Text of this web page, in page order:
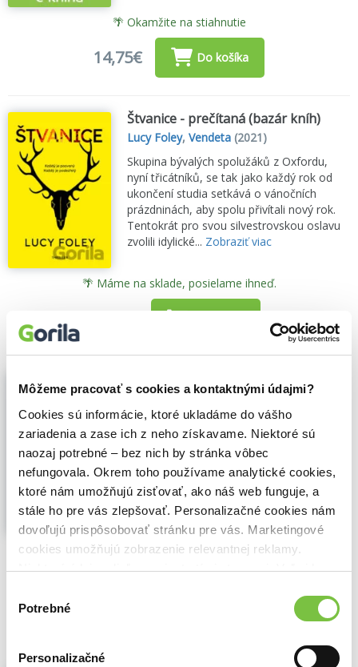
Môžeme pracovať s cookies a kontaktnými údajmi?
Cookies sú informácie, ktoré ukladáme do vášho
zariadenia a zase ich z neho získavame. Niektoré sú
naozaj potrebné – bez nich by stránka vôbec
nefungovala. Okrem toho používame analytické cookies,
ktoré nám umožňujú zisťovať, ako náš web funguje, a
stále ho pre vás zlepšovať. Personalizačné cookies nám
dovoľujú prispôsobovať stránku pre vás. Marketingové
cookies umožňujú zobrazenie relevantnej reklamy.
Niektoré údaje zdieľame aj s tretími stranami. Veľmi by
cookies.
súhlasu
Potrebné
Personalizačné
🌴 Okamžite na stiahnutie
14,75€ Do košíka
Štvanice - prečítaná (bazár kníh)
Lucy Foley,Vendeta (2021)
Skupina bývalých spolužáků z Oxfordu,
nyní třicátníků, se tak jako každý rok od
ukončení studia setkává o vánočních
prázdninách, aby spolu přivítali nový rok.
Tentokrát pro svou silvestrovskou oslavu
zvolili idylické... Zobraziť viac
🌴 Máme na sklade, posielame ihneď.
Polnočná hostina - prečítaná (bazár
kníh)
Lucy Foley ,Tatran(2025)
Len pre vyvolených: Nie každý pozvaný je
Pretvárka, klamstvá, vražda. Letný
slnovrat, luxusný rezort, temné tajomstvá.
Minulosť sa vracia s nebezpečnými
následkami. Kto vraždil? Čo sa stalo v lese
s tajomnými Vtákmi. Čas zúčtovania
nastal.Zobraziť viac